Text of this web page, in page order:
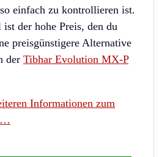
einfach zu kontrollieren ist.
der hohe Preis, den du
preisgünstigere Alternative
der Tibhar Evolution MX-P
Informationen zum